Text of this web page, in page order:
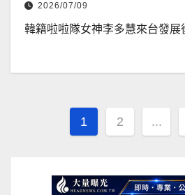
2026/07/09
韓籍啦啦隊女神李多慧來台發
文
分
1 2 ...